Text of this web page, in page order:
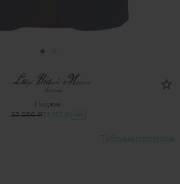
Пиджак
53 050 ₽37 135 ₽ -30%
Таблица размеров